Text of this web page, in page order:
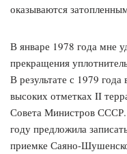
оказываются
В январе 1978 года мне
прекращения
В результате с 1979
высоких отметках II
Совета Министров
году предложила
приемке Саяно-